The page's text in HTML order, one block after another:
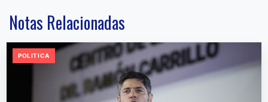
Notas Relacionadas
POLITICA